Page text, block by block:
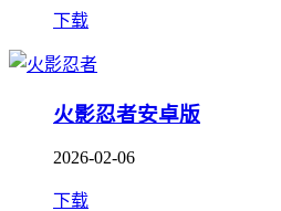
下载
火影忍者安卓版
2026-02-06
下载